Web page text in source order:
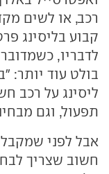
רכב, או לשים
קבוע בליסינג
לדבריו,
בולט עוד יותר:
ליסינג על רכב
תפעול, וגם
אבל לפני
חשוב שצריך